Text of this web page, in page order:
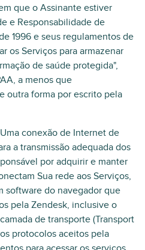
que o Assinante estiver
e Responsabilidade de
1996 e seus regulamentos de
os Serviços para armazenar
de saúde protegida",
a menos que
outra forma por escrito pela
conexão de Internet de
a transmissão adequada dos
por adquirir e manter
Sua rede aos Serviços,
software do navegador que
pela Zendesk, inclusive o
de transporte (Transport
protocolos aceitos pela